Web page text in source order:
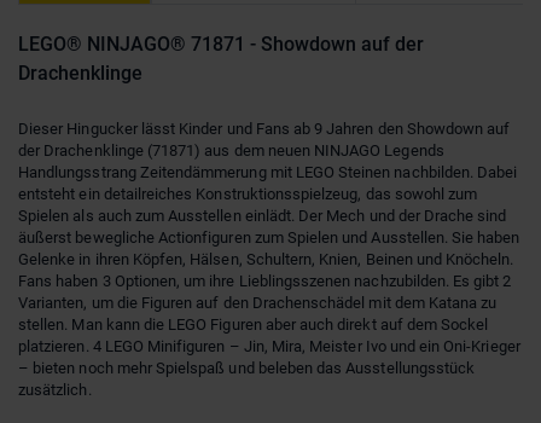
LEGO® NINJAGO® 71871 - Showdown auf der
Drachenklinge
Dieser Hingucker lässt Kinder und Fans ab 9 Jahren den Showdown auf
der Drachenklinge (71871) aus dem neuen NINJAGO Legends
Handlungsstrang Zeitendämmerung mit LEGO Steinen nachbilden. Dabei
entsteht ein detailreiches Konstruktionsspielzeug, das sowohl zum
Spielen als auch zum Ausstellen einlädt. Der Mech und der Drache sind
äußerst bewegliche Actionfiguren zum Spielen und Ausstellen. Sie haben
Gelenke in ihren Köpfen, Hälsen, Schultern, Knien, Beinen und Knöcheln.
Fans haben 3 Optionen, um ihre Lieblingsszenen nachzubilden. Es gibt 2
Varianten, um die Figuren auf den Drachenschädel mit dem Katana zu
stellen. Man kann die LEGO Figuren aber auch direkt auf dem Sockel
platzieren. 4 LEGO Minifiguren – Jin, Mira, Meister Ivo und ein Oni-Krieger
– bieten noch mehr Spielspaß und beleben das Ausstellungsstück
zusätzlich.